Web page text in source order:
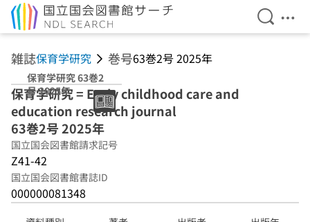
検索を
メ
雑誌保育学研究 巻号63巻2号 2025年
保育学研究 63巻2
号 2025年
保育学研究 = Early childhood care and
education research journal
63巻2号 2025年
国立国会図書館請求記号
Z41-42
国立国会図書館書誌ID
000000081348